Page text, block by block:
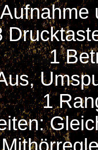
Aufnahme
1
1